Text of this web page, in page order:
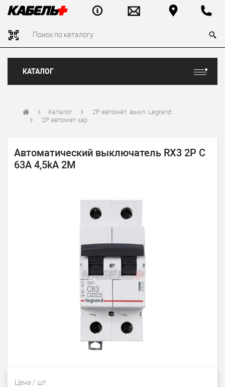
КАТАЛОГ
Каталог
2P автомат. выкл. Legrand
2P автомат хар
Автоматический выключатель RХ3 2Р С
63А 4,5kA 2М
Цена / шт